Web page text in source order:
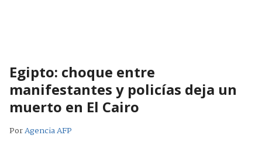
Egipto: choque entre
manifestantes y policías deja un
muerto en El Cairo
PorAgencia AFP